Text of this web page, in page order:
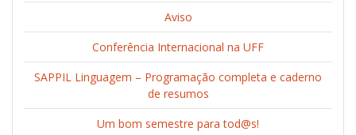
Aviso
Conferência Internacional na UFF
SAPPIL Linguagem – Programação completa e caderno
de resumos
Um bom semestre para tod@s!